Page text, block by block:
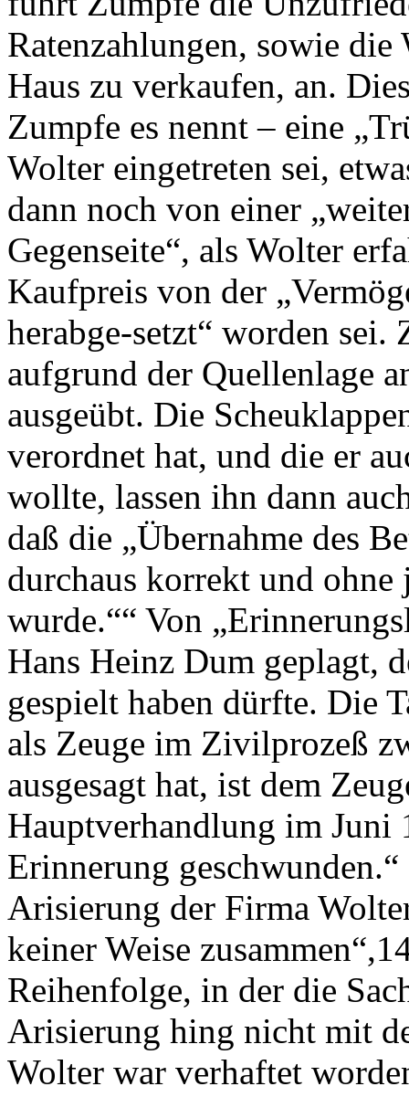
Ratenzahlungen, sowie die
Haus zu verkaufen, an.
Zumpfe es nennt – eine
Wolter eingetreten sei,
dann noch von einer
Gegenseite“, als Wolter
Kaufpreis von der
herabge-setzt“ worden
aufgrund der Quellenlage
ausgeübt. Die
verordnet hat, und die er
wollte, lassen ihn dann
daß die „Übernahme des
durchaus korrekt und
wurde.““ Von
Hans Heinz Dum geplagt,
gespielt haben dürfte. Die
als Zeuge im Zivilprozeß
ausgesagt hat, ist dem
Hauptverhandlung im Juni
Erinnerung
Arisierung der Firma
keiner Weise
Reihenfolge, in der die
Arisierung hing nicht mit
Wolter war verhaftet